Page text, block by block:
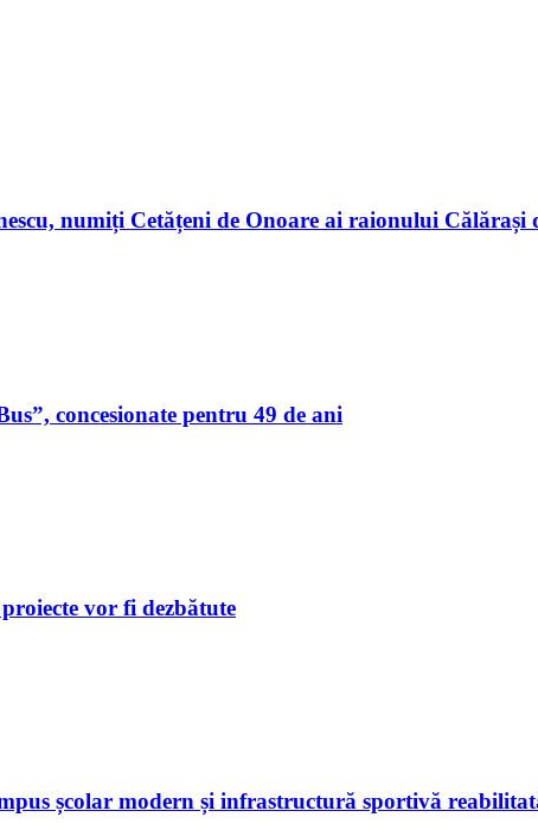
numiți Cetățeni de Onoare ai raionului
concesionate pentru 49 de ani
vor fi dezbătute
școlar modern și infrastructură sportivă